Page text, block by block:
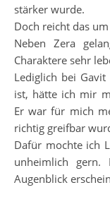
stärker wurde.
Doch reicht das
Neben Zera
Charaktere sehr
Lediglich bei
ist, hätte ich mir
Er war für mich
richtig greifbar
Dafür mochte ich
unheimlich
Augenblick